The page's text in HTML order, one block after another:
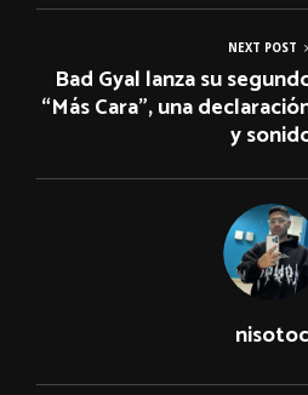
NEXT POST
Bad Gyal lanza su
“Más Cara”, una
y
nisotoc